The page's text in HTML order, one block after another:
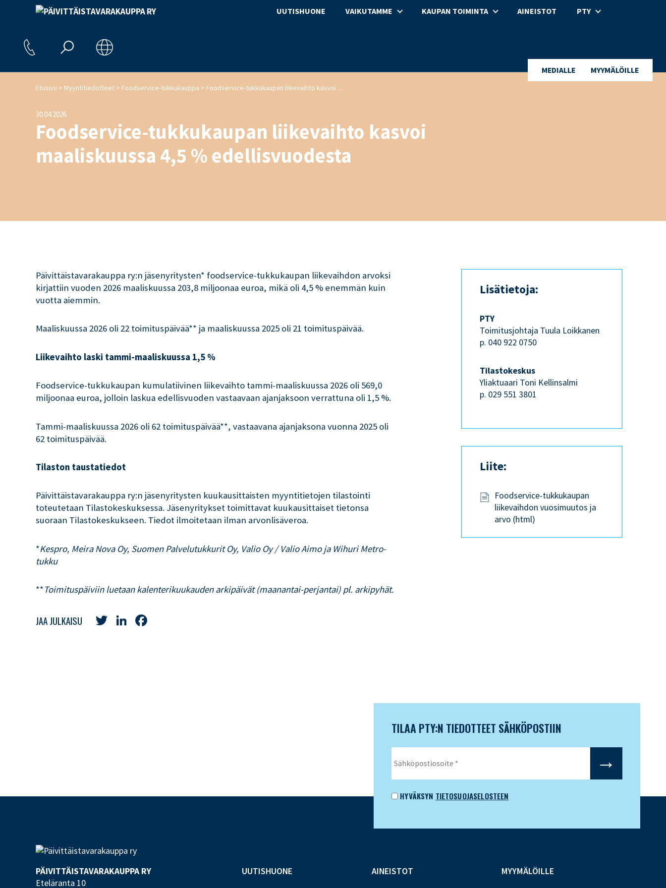
UUTISHUONE VAIKUTAMME KAUPAN TOIMINTA AINEISTOT PTY
MEDIALLE MYYMÄLÖILLE
Etusivu > Myyntitiedotteet > Foodservice-tukkukauppa > Foodservice-tukkukaupan liikevaihto kasvoi maaliskuussa 4,5 % edellisvuodesta
30.04.2026
Foodservice-tukkukaupan liikevaihto kasvoi
maaliskuussa 4,5 % edellisvuodesta
Päivittäistavarakauppa ry:n jäsenyritysten* foodservice-tukkukaupan liikevaihdon arvoksi
kirjattiin vuoden 2026 maaliskuussa 203,8 miljoonaa euroa, mikä oli 4,5 % enemmän kuin
vuotta aiemmin.
Maaliskuussa 2026 oli 22 toimituspäivää** ja maaliskuussa 2025 oli 21 toimituspäivää.
Liikevaihto laski tammi-maaliskuussa 1,5 %
Foodservice-tukkukaupan kumulatiivinen liikevaihto tammi-maaliskuussa 2026 oli 569,0
miljoonaa euroa, jolloin laskua edellisvuoden vastaavaan ajanjaksoon verrattuna oli 1,5 %.
Tammi-maaliskuussa 2026 oli 62 toimituspäivää**, vastaavana ajanjaksona vuonna 2025 oli
62 toimituspäivää.
Tilaston taustatiedot
Päivittäistavarakauppa ry:n jäsenyritysten kuukausittaisten myyntitietojen tilastointi
toteutetaan Tilastokeskuksessa. Jäsenyritykset toimittavat kuukausittaiset tietonsa
suoraan Tilastokeskukseen. Tiedot ilmoitetaan ilman arvonlisäveroa.
*Kespro, Meira Nova Oy, Suomen Palvelutukkurit Oy, Valio Oy / Valio Aimo ja Wihuri Metro-
tukku
**Toimituspäiviin luetaan kalenterikuukauden arkipäivät (maanantai-perjantai) pl. arkipyhät.
JAA JULKAISU TwitterLinkedIn
Lisätietoja:
PTY
Toimitusjohtaja Tuula Loikkanen
p. 040 922 0750
Tilastokeskus
Yliaktuaari Toni Kellinsalmi
p. 029 551 3801
Liite:
Foodservice-tukkukaupan
liikevaihdon vuosimuutos ja
arvo (html)
TILAA PTY:N TIEDOTTEET SÄHKÖPOSTIIN
HYVÄKSYN TIETOSUOJASELOSTEEN
PÄIVITTÄISTAVARA­KAUPPA RY
Eteläranta 10
UUTISHUONE
AINEISTOT
MYYMÄLÖILLE